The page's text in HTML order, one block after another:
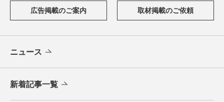
広告掲載のご案内 取材掲載のご依頼
ニュース
新着記事一覧